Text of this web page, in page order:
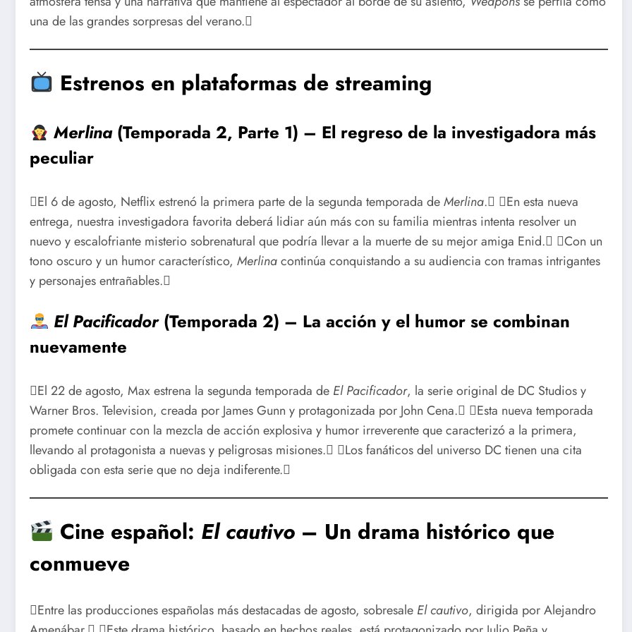
una de las grandes sorpresas del verano.
Estrenos en plataformas de streaming
Merlina(Temporada 2, Parte 1) – El regreso de la investigadora más
peculiar
El 6 de agosto, Netflix estrenó la primera parte de la segunda temporada deMerlina. En esta nueva
entrega, nuestra investigadora favorita deberá lidiar aún más con su familia mientras intenta resolver un
nuevo y escalofriante misterio sobrenatural que podría llevar a la muerte de su mejor amiga Enid. Con un
tono oscuro y un humor característico, Merlinacontinúa conquistando a su audiencia con tramas intrigantes
y personajes entrañables.
El Pacificador(Temporada 2) – La acción y el humor se combinan
nuevamente
El 22 de agosto, Max estrena la segunda temporada de El Pacificador, la serie original de DC Studios y
Warner Bros. Television, creada por James Gunn y protagonizada por John Cena. Esta nueva temporada
promete continuar con la mezcla de acción explosiva y humor irreverente que caracterizó a la primera,
llevando al protagonista a nuevas y peligrosas misiones. Los fanáticos del universo DC tienen una cita
obligada con esta serie que no deja indiferente.
Cine español: El cautivo – Un drama histórico que
conmueve
Entre las producciones españolas más destacadas de agosto, sobresale El cautivo, dirigida por Alejandro